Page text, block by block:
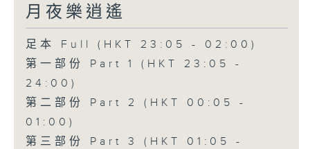
月夜樂逍遙
足本 Full (HKT 23:05 - 02:00)
第一部份 Part 1 (HKT 23:05 -
24:00)
第二部份 Part 2 (HKT 00:05 -
01:00)
第三部份 Part 3 (HKT 01:05 -